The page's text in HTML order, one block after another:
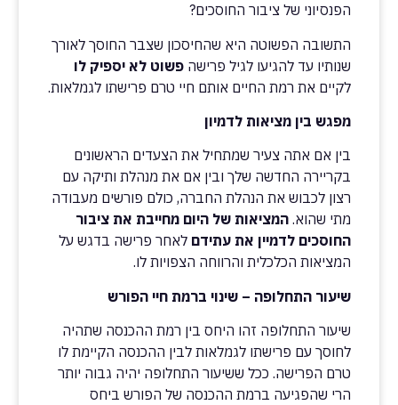
הפנסיוני של ציבור החוסכים?
התשובה הפשוטה היא שהחיסכון שצבר החוסך לאורך
שנותיו עד להגיעו לגיל פרישה פשוט לא יספיק לו
לקיים את רמת החיים אותם חיי טרם פרישתו לגמלאות.
מפגש בין מציאות לדמיון
בין אם אתה צעיר שמתחיל את הצעדים הראשונים
בקריירה החדשה שלך ובין אם את מנהלת ותיקה עם
רצון לכבוש את הנהלת החברה, כולם פורשים מעבודה
מתי שהוא. המציאות של היום מחייבת את ציבור
החוסכים לדמיין את עתידם לאחר פרישה בדגש על
המציאות הכלכלית והרווחה הצפויות לו.
שיעור התחלופה – שינוי ברמת חיי הפורש
שיעור התחלופה זהו היחס בין רמת ההכנסה שתהיה
לחוסך עם פרישתו לגמלאות לבין ההכנסה הקיימת לו
טרם הפרישה. ככל ששיעור התחלופה יהיה גבוה יותר
הרי שהפגיעה ברמת ההכנסה של הפורש ביחס